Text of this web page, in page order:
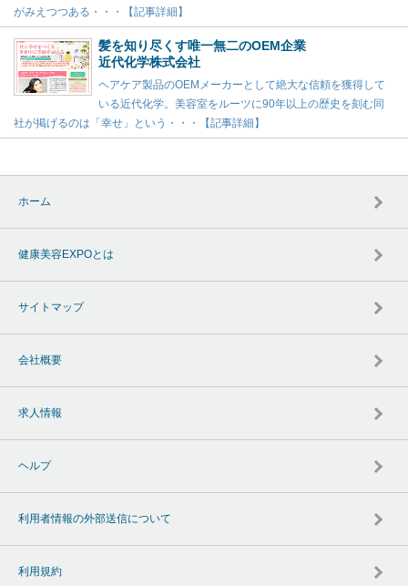
がみえつつある・・・【記事詳細】
髪を知り尽くす唯一無二のOEM企業
近代化学株式会社
ヘアケア製品のOEMメーカーとして絶大な信頼を獲得して
いる近代化学。美容室をルーツに90年以上の歴史を刻む同
社が掲げるのは「幸せ」という・・・【記事詳細】
ホーム
健康美容EXPOとは
サイトマップ
会社概要
求人情報
ヘルプ
利用者情報の外部送信について
利用規約